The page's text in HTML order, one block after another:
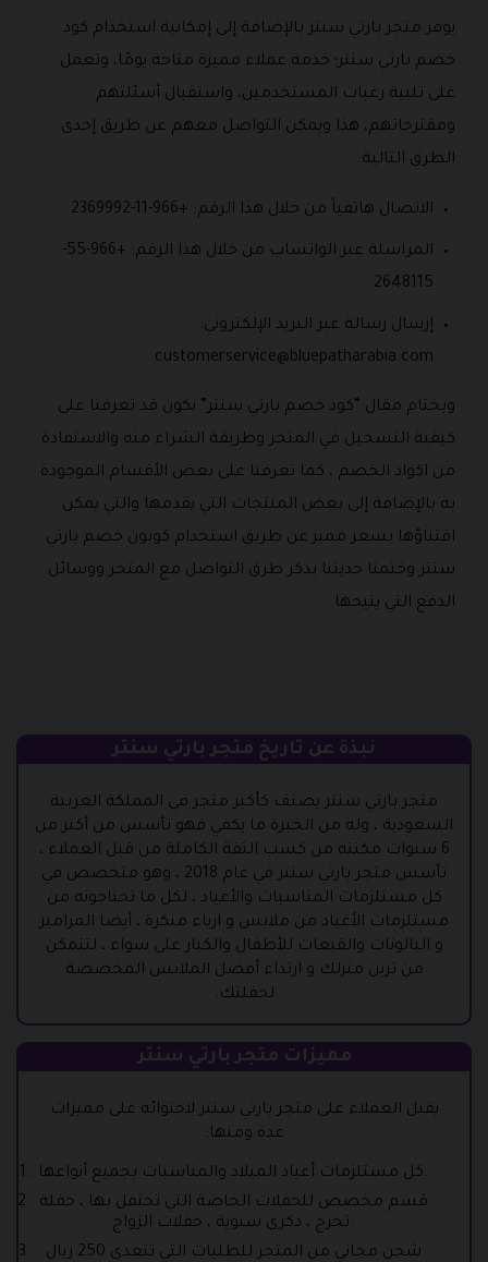
يوفر متجر بارتي سنتر بالإضافة إلى إمكانية استخدام كود
خصم بارتي سنتر؛ خدمة عملاء مميزة متاحة يومًا، وتعمل
على تلبية رغبات المستخدمين، واستقبال أسئلتهم
ومقترحاتهم، هذا ويمكن التواصل معهم عن طريق إحدى
الطرق التالية:
الاتصال هاتفياً من خلال هذا الرقم: +966-11-2369992
المراسلة عبر الواتساب من خلال هذا الرقم: +966-55-
2648115
إرسال رسالة عبر البريد الإلكتروني:
customerservice@bluepatharabia.com
وبختام مقال “كود خصم بارتي سنتر” نكون قد تعرفنا على
كيفية التسجيل في المتجر وطريقة الشراء منه والاستفادة
من اكواد الخصم ، كما تعرفنا على بعض الأقسام الموجودة
به بالإضافة إلى بعض المنتجات التي يقدمها والتي يمكن
اقتناؤها بسعر مميز عن طريق استخدام كوبون خصم بارتي
سنتر وختمنا حديثنا بذكر طرق التواصل مع المتجر ووسائل
الدفع التي يتيحها.
نبذة عن تاريخ متجر بارتي سنتر
متجر بارتي سنتر يصنف كأكبر متجر في المملكة العربية
السعودية ، وله من الخبرة ما يكفي فهو تأسس من أكثر من
6 سنوات مكنته من كسب الثقة الكاملة من قبل العملاء ،
تأسس متجر بارتي سنتر في عام 2018 ، وهو متخصص في
كل مستلزمات المناسبات والأعياد ، لكل ما تحتاجونه من
مستلزمات الأعياد من ملابس و ازياء منكرة ، أيضا المزامير
و البالونات والقبعات للأطفال والكبار على سواء ، لتتمكن
من تزين منزلك و ارتداء أفضل الملابس المخصصة
لحفلتك.
مميزات متجر بارتي سنتر
يقبل العملاء على متجر بارتي سنتر لاحتوائه على مميزات
عدة ومنها:
كل مستلزمات أعياد الميلاد والمناسبات بجميع أنواعها.
قسم مخصص للحفلات الخاصة التي تحتفل بها ، حفلة
تخرج ، ذكرى سنوية ، حفلات الزواج.
شحن مجاني من المتجر للطلبات التي تتعدى 250 ريال